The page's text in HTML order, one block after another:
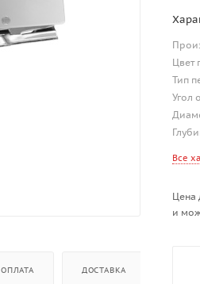
ОПЛАТА ДОСТАВКА
Цвет
Тип
Угол
Все
Цена
и